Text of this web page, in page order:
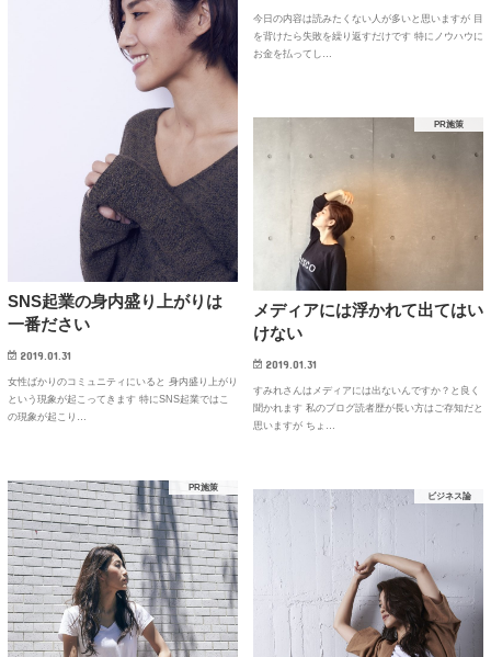
今日の内容は読みたくない人が多いと思いますが 目
を背けたら失敗を繰り返すだけです 特にノウハウに
お金を払ってし…
SNS起業の身内盛り上がりは
一番ださい
2019.01.31
女性ばかりのコミュニティにいると 身内盛り上がり
という現象が起こってきます 特にSNS起業ではこ
の現象が起こり…
PR施策
メディアには浮かれて出てはい
けない
2019.01.31
すみれさんはメディアには出ないんですか？と良く
聞かれます 私のブログ読者歴が長い方はご存知だと
思いますが ちょ…
PR施策
ビジネス論